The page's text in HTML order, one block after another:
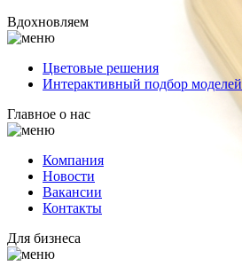
Вдохновляем
Цветовые решения
Интерактивный подбор моделей
Главное о нас
Компания
Новости
Вакансии
Контакты
Для бизнеса